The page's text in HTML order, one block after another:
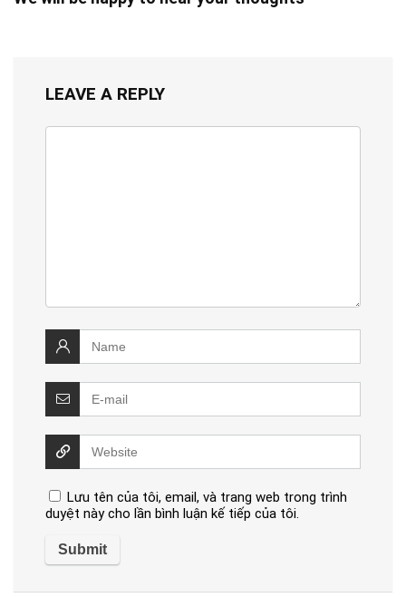
LEAVE A REPLY
Lưu tên của tôi, email, và trang web trong trình
duyệt này cho lần bình luận kế tiếp của tôi.